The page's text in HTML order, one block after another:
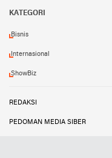
KATEGORI
Bisnis
Internasional
ShowBiz
REDAKSI
PEDOMAN MEDIA SIBER